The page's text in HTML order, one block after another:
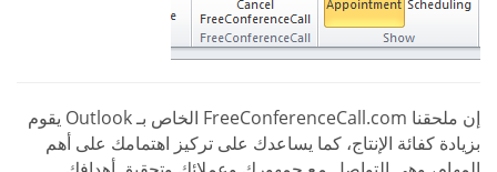
إن ملحقنا FreeConferenceCall.com الخاص بـ Outlook يقوم
بزيادة كفائة الإنتاج، كما يساعدك على تركيز اهتمامك على أهم